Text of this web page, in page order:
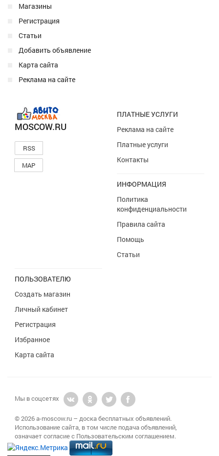
Магазины
Регистрация
Статьи
Добавить объявление
Карта сайта
Реклама на сайте
MOSCOW.RU
RSS
MAP
ПЛАТНЫЕ УСЛУГИ
Реклама на сайте
Платные услуги
Контакты
ИНФОРМАЦИЯ
Политика
конфиденциальности
Правила сайта
Помощь
Статьи
ПОЛЬЗОВАТЕЛЮ
Создать магазин
Личный кабинет
Регистрация
Избранное
Карта сайта
Мы в соцсетях
© 2026 a-moscow.ru – доска бесплатных объявлений.
Использование сайта, в том числе подача объявлений,
означает согласие с Пользовательским соглашением.